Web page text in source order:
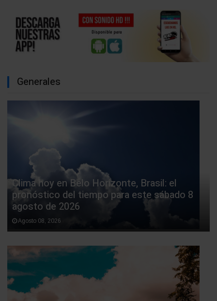
Generales
Clima hoy en Belo Horizonte, Brasil: el
pronóstico del tiempo para este sábado 8
agosto de 2026
Agosto 08, 2026